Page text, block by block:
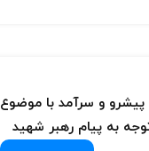
و سرآمد با موضوع
به پیام رهبر شهید